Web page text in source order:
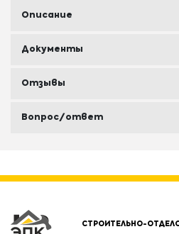
Описание
Документы
Отзывы
Вопрос/ответ
СТРОИТЕЛЬНО-